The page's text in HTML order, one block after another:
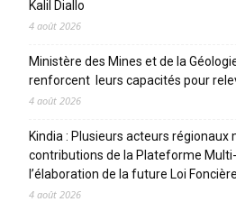
Kalil Diallo
4 août 2026
Ministère des Mines et de la
renforcent leurs capacités pour
4 août 2026
Kindia : Plusieurs acteurs
contributions de la Plateforme
l’élaboration de la future Loi
4 août 2026